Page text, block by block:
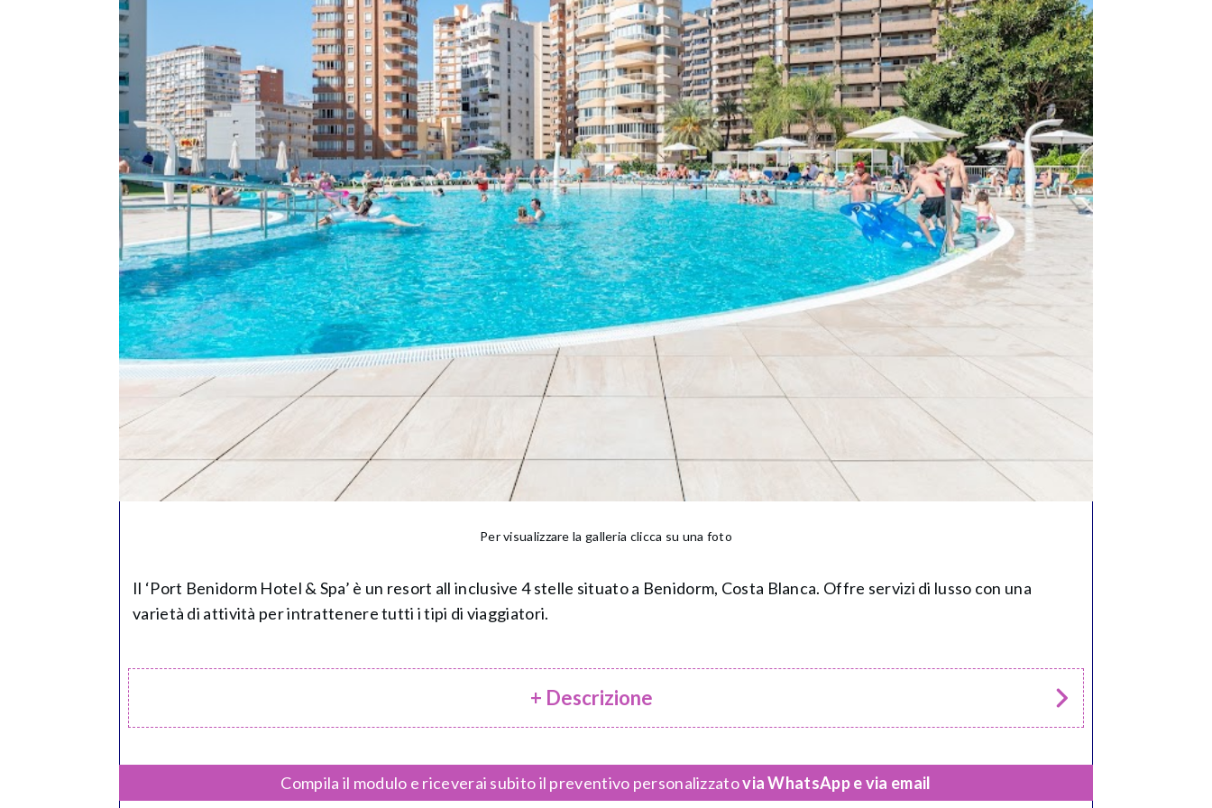
Per visualizzare la galleria clicca su una foto
Il ‘Port Benidorm Hotel & Spa’ è un resort all inclusive 4 stelle situato a Benidorm, Costa Blanca. Offre servizi di lusso con una
varietà di attività per intrattenere tutti i tipi di viaggiatori.
+ Descrizione
Compila il modulo e riceverai subito il preventivo personalizzatovia WhatsApp e via email